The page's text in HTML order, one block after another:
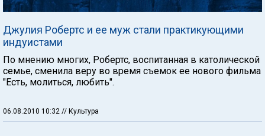
Джулия Робертс и ее муж стали практикующими
индуистами
По мнению многих, Робертс, воспитанная в католической
семье, сменила веру во время съемок ее нового фильма
"Есть, молиться, любить".
06.08.2010 10:32 // Культура